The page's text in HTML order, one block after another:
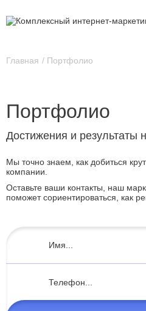
Главная Портфолио
Портфолио
Достижения и результаты
Мы точно знаем, как добиться
компании.
Оставьте ваши контакты, наш
поможет сориентироваться, как